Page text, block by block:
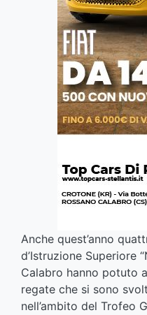
Anche quest’anno
d’Istruzione Superiore
Calabro hanno potuto
regate che si sono
nell’ambito del Trofeo